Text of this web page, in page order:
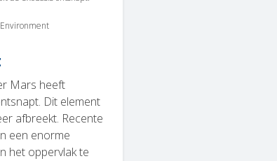
Mars heeft
Dit element
afbreekt. Recente
een enorme
het oppervlak te